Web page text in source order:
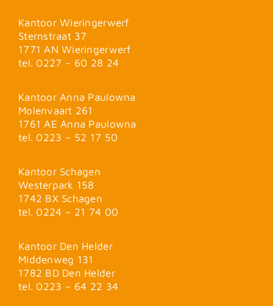
Kantoor Wieringerwerf
Sternstraat 37
1771 AN Wieringerwerf
tel. 0227 – 60 28 24
Kantoor Anna Paulowna
Molenvaart 261
1761 AE Anna Paulowna
tel. 0223 – 52 17 50
Kantoor Schagen
Westerpark 158
1742 BX Schagen
tel. 0224 – 21 74 00
Kantoor Den Helder
Middenweg 131
1782 BD Den Helder
tel. 0223 – 64 22 34